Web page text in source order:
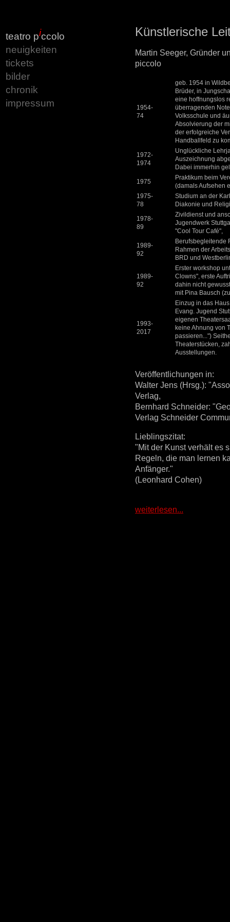
teatro piccolo
neuigkeiten
tickets
bilder
chronik
impressum
Künstlerische
Martin Seeger, Gründer
piccolo
1954-
74
geb. 1954 in
Brüder, in
eine hoffnungslos
überragenden
Volksschule und
Absolvierung der
der erfolgreiche
Handballfeld zu
1972-
1974
Unglückliche
Auszeichnung
Dabei immerhin
1975
Praktikum beim
(damals Aufsehen
1975-
78
Studium an der
Diakonie und
1978-
89
Zivildienst und
Jugendwerk
"Cool Tour Café",
1989-
92
Berufsbegleitende
Rahmen der
BRD und
1989-
92
Erster workshop
Clowns", erste
dahin nicht
mit Pina Bausch
1993-
2017
Einzug in das
Evang. Jugend
eigenen
keine Ahnung von
passieren...")
Theaterstücken,
Ausstellungen.
Veröffentlichungen in:
Walter Jens (Hrsg.):
Verlag,
Bernhard Schneider:
Verlag Schneider
Lieblingszitat:
"Mit der Kunst verhält es
Regeln, die man lernen
Anfänger."
(Leonhard Cohen)
weiterlesen...